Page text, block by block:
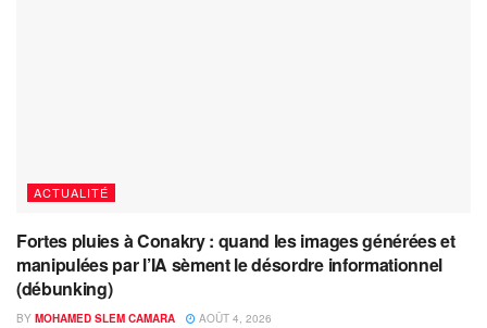
ACTUALITÉ
Fortes pluies à Conakry : quand les images générées et
manipulées par l’IA sèment le désordre informationnel
(débunking)
BY MOHAMED SLEM CAMARA AOÛT 4, 2026